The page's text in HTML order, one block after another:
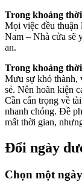
Trong khoảng
Mọi việc đều thuận
Nam – Nhà cửa sẽ
an.
Trong khoảng
Mưu sự khó thành,
sẻ. Nên hoãn kiện
Cần cẩn trọng về
nhanh chóng. Đề
mất thời gian,
Đổi ngày
Chọn một